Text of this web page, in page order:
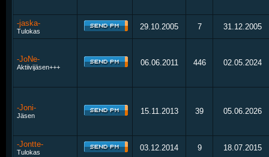
-jaska-
Tulokas 29.10.2005 7 31.12.2005
-JoNe-
Aktiivijäsen+++ 06.06.2011 446 02.05.2024
-Joni-
Jäsen 15.11.2013 39 05.06.2026
-Jontte-
Tulokas 03.12.2014 9 18.07.2015